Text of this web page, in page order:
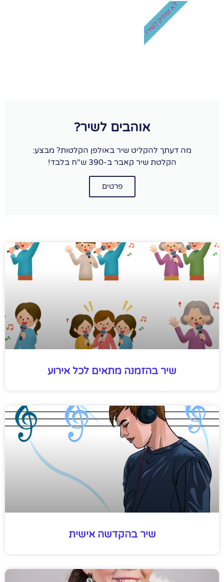
אוהבים לשיר?
מה דעתך להקליט שיר באולפן הקלטות? מבצע:
הקלטת שיר קאבר ב-390 ש"ח בלבד!
פרטים
לא נפסיק לשיר!
שיר בהזמנה מתאים לכל אירוע
שיר בהקדשה אישית